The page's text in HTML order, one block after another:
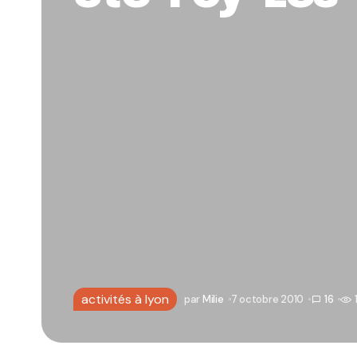
activités à lyon par Milie 7 octobre 2010 16